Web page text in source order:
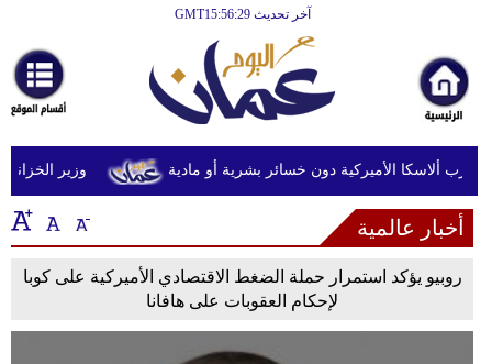
آخر تحديث GMT15:56:29
أخبارعاجلة
رياضة
ثقافة
إقتصاد
فن
وزير الخزانة
أخبار عالمية
روبيو يؤكد استمرار حملة الضغط الاقتصادي الأميركية على كوبا
لإحكام العقوبات على هافانا